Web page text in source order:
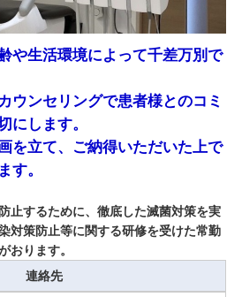
や生活環境によって千差万別で
ウンセリングで患者様とのコミ
にします。
を立て、ご納得いただいた上で
す。
止するために、徹底した滅菌対策を実
対策防止等に関する研修を受けた常勤
おります。
連絡先